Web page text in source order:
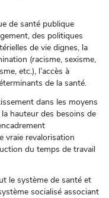
de santé publique
des politiques
de vie dignes, la
(racisme, sexisme,
etc.), l’accès à
de la santé.
dans les moyens
hauteur des besoins de
vraie revalorisation
du temps de travail
le système de santé et
socialisé associant